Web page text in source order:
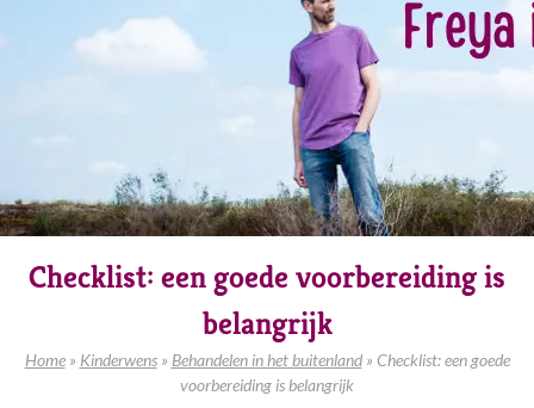
Checklist: een goede voorbereiding is
belangrijk
Home» Kinderwens» Behandelen in het buitenland» Checklist: een goede
voorbereiding is belangrijk